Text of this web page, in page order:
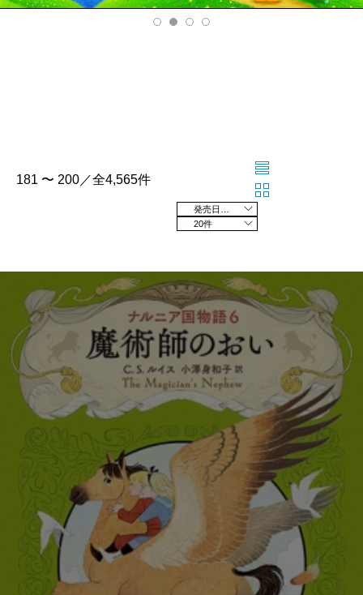
v
xt
181 〜 200／全4,565件
20件